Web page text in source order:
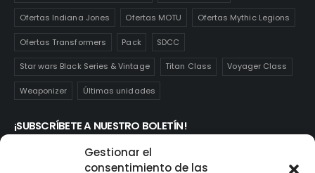
Gestionar el
consentimiento de las
Ofertas Indiana Jones Ofertas MOTU Ofertas Mythic Legions
Ofertas Transformers Pack SDCC
Star wars Black Series & Vintage Titan Class Voyager Class
Weaponizer Últimas unidades
¡SUBSCRÍBETE A NUESTRO BOLETÍN!
Te mantendrás informado de las novedades y ofertas que
realmente te interesan. Subscríbete aquí: